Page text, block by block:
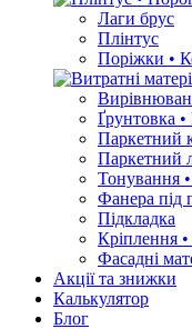
Лаги брус
Плінтус
Поріжки •
Ґрунтовкa
Паркетний
Паркетний
Тонування
Фанера під
Підкладка
Кріплення
Фасадні
Акції та знижки
Калькулятор
Блог